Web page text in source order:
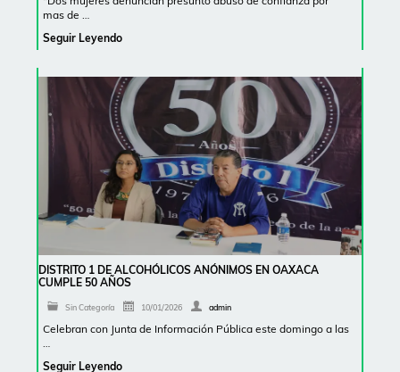
mas de …
Seguir Leyendo
DISTRITO 1 DE ALCOHÓLICOS ANÓNIMOS EN OAXACA
CUMPLE 50 AÑOS
Sin Categoría 10/01/2026 admin
Celebran con Junta de Información Pública este domingo a las
Seguir Leyendo